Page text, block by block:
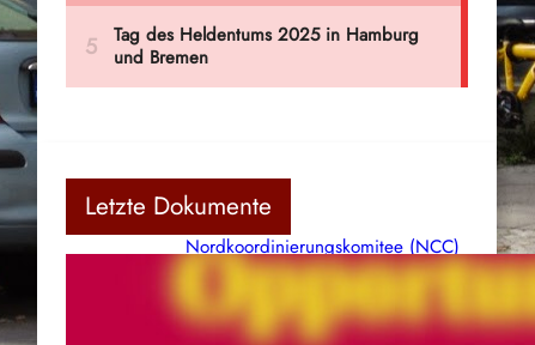
Letzte Dokumente
Nordkoordinierungskomitee (NCC)
der Kommunistischen Partei Indiens
(Maoistisch): Postmoderner
Opportunismus